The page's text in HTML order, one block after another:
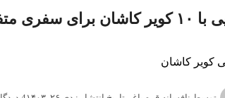
متفاوت با تورهای توربیست